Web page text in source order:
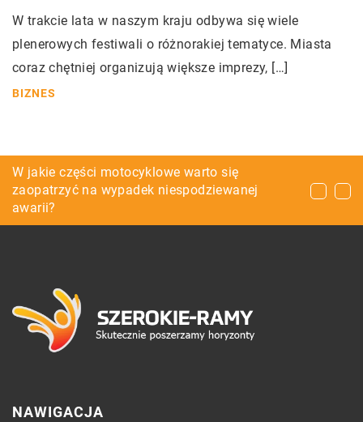
W trakcie lata w naszym kraju odbywa się wiele
plenerowych festiwali o różnorakiej tematyce. Miasta
coraz chętniej organizują większe imprezy, […]
BIZNES
Przytulne wnętrze – jak tego dokonać?
W jakie części motocyklowe warto się
zaopatrzyć na wypadek niespodziewanej
awarii?
Gdzie można używać systemu POS?
NAWIGACJA